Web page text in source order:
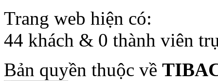
Trang web hiện có:
44 khách & 0 thành viên
Bản quyền thuộc về